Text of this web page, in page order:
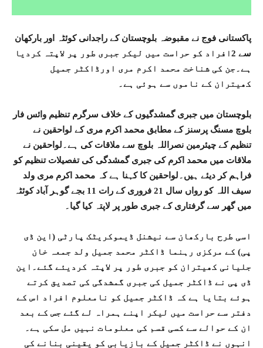
پاکستانی فوج نے مقبوضہ بلوچستان کے راجدانی کوئٹہ اور بارکھان
سے 2افراد کو حراست میں لیکر جبری طور پر لاپتہ کردیا
ہے۔جن کی شناخت محمد اکرم مری اورڈاکٹر جمیل
کھیتران کے ناموں سے ہوئی ہے۔
بلوچستان میں جبری گمشدگیوں کے خلاف سرگرم تنظیم وائس فار
بلوچ مسنگ پرسنز کے مطابق محمد اکرم مری کے لواحقین نے
تنظیم کے چیئرمین نصراللہ بلوچ سے ملاقات کی ہے۔لواحقین نے
ملاقات میں محمد اکرم کی جبری گمشدگی کی تفصیلات تنظیم کو
فراہم کر دیئے ہیں۔لواحقین کا کہنا ہے کہ محمد اکرم مری ولد
سیف اللہ کو رواں سال 21 فروری کے رات 11 بجے گوہر آباد کوئٹہ
میں گھر سے گرفتاری کے جبری طور پر لاپتہ کیا گیا۔
اسی طرح بارکھان سے نیشنل ڈیموکریٹک پارٹی (این ڈی
پی) کے مرکزی رہنما ڈاکٹر محمد جمیل ولد جمعہ خان
جلیانی کھیتران کو جبری طور پر لاپتہ کردیئے گئے۔این
ڈی پی نے ڈاکٹر جمیل کی جبری گمشدگی کی تصدیق کرتے
ہوئے بتایا ہے کہ ڈاکٹر جمیل کو نامعلوم افراد اس کے
دفتر سے حراست میں لیکر اپنے ہمراہ لے گئے جس کے بعد
ان کے حوالے سے کسی قسم کی معلومات نہیں مل سکی ہے۔
انہوں نے ڈاکٹر جمیل کے بازیابی کو یقینی بنانے کی